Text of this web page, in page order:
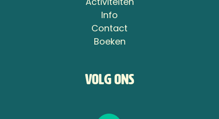
Info
Contact
Boeken
Volg ons